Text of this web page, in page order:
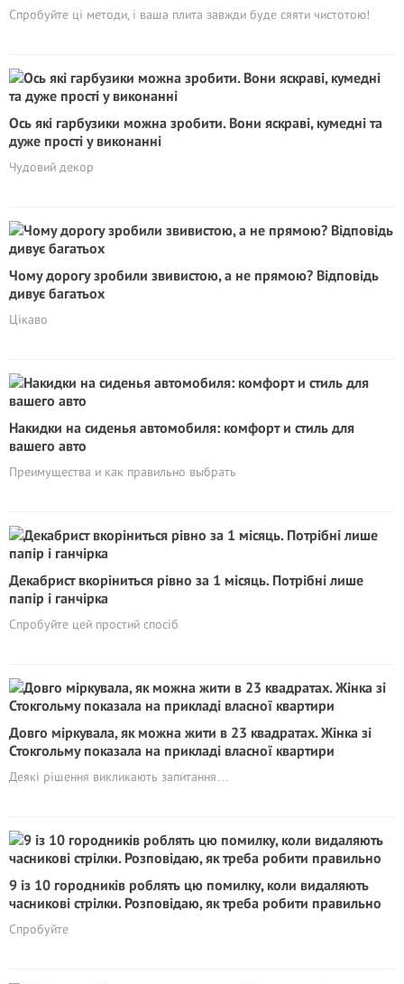
Спробуйте ці методи, і ваша плита завжди буде сяяти чистотою!
Ось які гарбузики можна зробити. Вони яскраві, кумедні та
дуже прості у виконанні
Чудовий декор
Чому дорогу зробили звивистою, а не прямою? Відповідь
дивує багатьох
Цікаво
Накидки на сиденья автомобиля: комфорт и стиль для
вашего авто
Преимущества и как правильно выбрать
Декабрист вкоріниться рівно за 1 місяць. Потрібні лише
папір і ганчірка
Спробуйте цей простий спосіб
Довго міркувала, як можна жити в 23 квадратах. Жінка зі
Стокгольму показала на прикладі власної квартири
Деякі рішення викликають запитання…
9 із 10 городників роблять цю помилку, коли видаляють
часникові стрілки. Розповідаю, як треба робити правильно
Спробуйте